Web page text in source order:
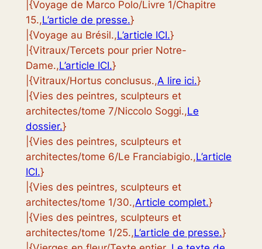
|{Voyage de Marco Polo/Livre 1/Chapitre
15.,L’article de presse.}
|{Voyage au Brésil.,L’article ICI.}
|{Vitraux/Tercets pour prier Notre-
Dame.,L’article ICI.}
|{Vitraux/Hortus conclusus.,A lire ici.}
|{Vies des peintres, sculpteurs et
architectes/tome 7/Niccolo Soggi.,Le
dossier.}
|{Vies des peintres, sculpteurs et
architectes/tome 6/Le Franciabigio.,L’article
ICI.}
|{Vies des peintres, sculpteurs et
architectes/tome 1/30.,Article complet.}
|{Vies des peintres, sculpteurs et
architectes/tome 1/25.,L’article de presse.}